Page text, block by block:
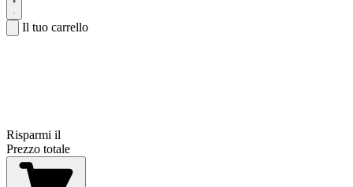
Il tuo carrello
Risparmi il
Prezzo totale